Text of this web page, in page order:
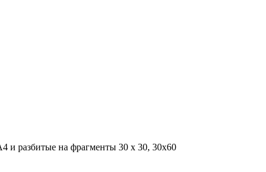
и разбитые на фрагменты 30 х 30, 30х60